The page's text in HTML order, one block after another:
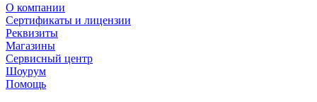
О компании
Сертификаты и лицензии
Реквизиты
Магазины
Сервисный центр
Шоурум
Помощь